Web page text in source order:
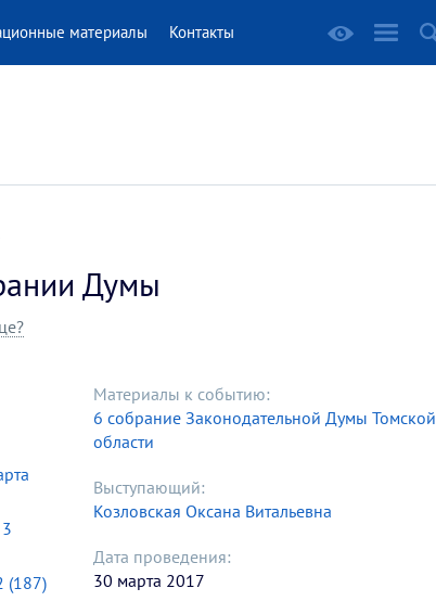
материалы Контакты
Думы
Материалы к событию:
6 собрание Законодательной Думы Томской
области
Выступающий:
Козловская Оксана Витальевна
Дата проведения:
30 марта 2017
(187)